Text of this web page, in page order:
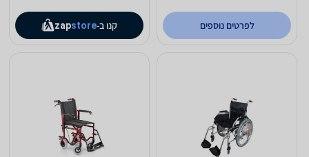
לפרטים נוספים קנו ב- zapstore